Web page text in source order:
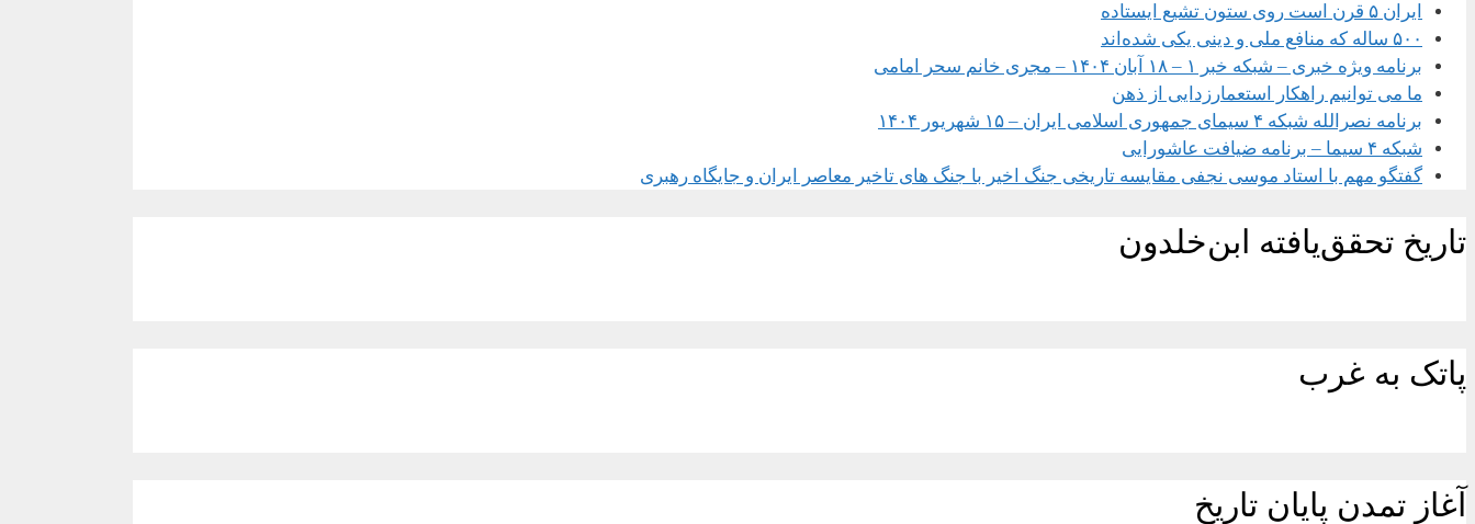
ایران ۵ قرن است روی ستون تشیع ایستاده
۵۰۰ ساله که منافع ملی و دینی یکی شده‌اند
برنامه ویژه خبری – شبکه خبر ۱ – ۱۸ آبان ۱۴۰۴ – مجری خانم سحر امامی
ما می توانیم راهکار استعمارزدایی از ذهن
برنامه نصرالله شبکه ۴ سیمای جمهوری اسلامی ایران – ۱۵ شهریور ۱۴۰۴
شبکه ۴ سیما – برنامه ضیافت عاشورایی
گفتگو مهم با استاد موسی نجفی مقایسه تاریخی جنگ اخیر با جنگ های تاخیر معاصر ایران و جایگاه رهبری
تاریخ تحقق‌یافته ابن‌خلدون
پاتک به غرب
آغاز تمدن پایان تاریخ